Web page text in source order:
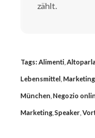
zählt.
Tags:Alimenti,
Lebensmittel,
München, Negozio
Marketing, Speaker,